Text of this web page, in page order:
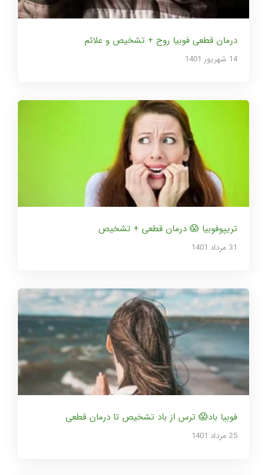
درمان قطعی فوبیا روح + تشخیص و علائم
14 شهریور 1401
تریپوفوبیا 😱 درمان قطعی + تشخیص
31 مرداد 1401
فوبیا باد😱 ترس از باد تشخیص تا درمان قطعی
25 مرداد 1401